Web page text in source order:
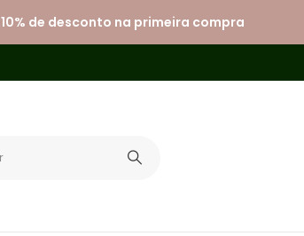
10% de desconto na primeira compra